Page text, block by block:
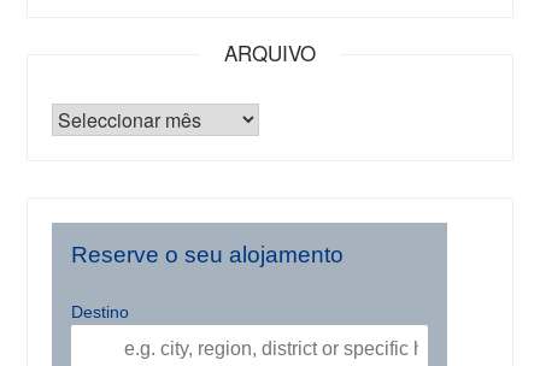
ARQUIVO
Reserve o seu alojamento
Destino